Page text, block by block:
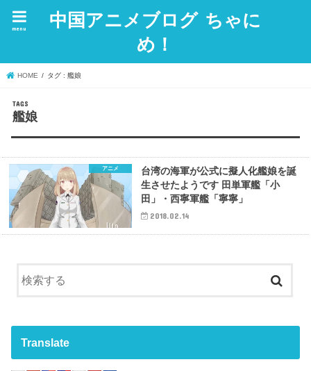
中国アニメブログ ちゃに
め！
menu
HOME タグ : 艦娘
艦娘
アニメ
台湾の海軍が公式に擬人化艦娘を誕
生させたようです 田単軍艦「小
田」・西寧軍艦「寧寧」
2018.02.14
Translate